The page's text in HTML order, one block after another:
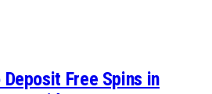
Free Spins in